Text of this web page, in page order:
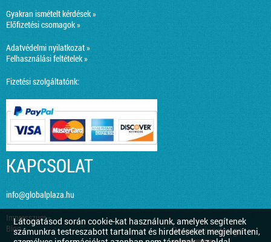
Látogatásod során cookie-kat használunk, amelyek segítenek
számunkra testreszabott tartalmat és hirdetéseket megjeleníteni,
Gyakran ismételt kérdések »
Előfizetési csomagok »
Adatvédelmi nyilatkozat »
Felhasználási feltételek »
Fizetési szolgáltatónk:
KAPCSOLAT
info@globalplaza.hu
Impresszum »
Blog »
Responsive design